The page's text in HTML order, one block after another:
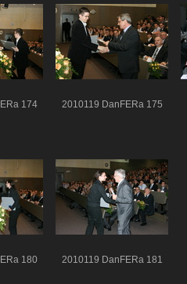
174 2010119 DanFERa 175
180 2010119 DanFERa 181